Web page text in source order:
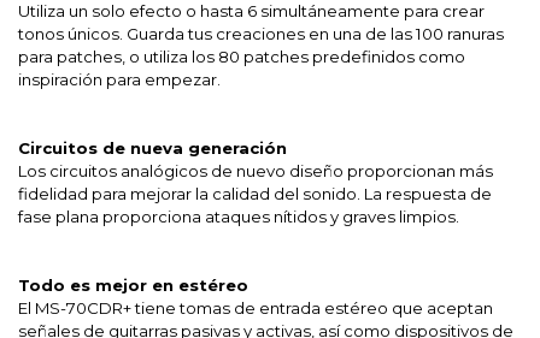
Utiliza un solo efecto o hasta 6 simultáneamente para crear
tonos únicos. Guarda tus creaciones en una de las 100 ranuras
para patches, o utiliza los 80 patches predefinidos como
inspiración para empezar.
Circuitos de nueva generación
Los circuitos analógicos de nuevo diseño proporcionan más
fidelidad para mejorar la calidad del sonido. La respuesta de
fase plana proporciona ataques nítidos y graves limpios.
Todo es mejor en estéreo
El MS-70CDR+ tiene tomas de entrada estéreo que aceptan
señales de guitarras pasivas y activas, así como dispositivos de